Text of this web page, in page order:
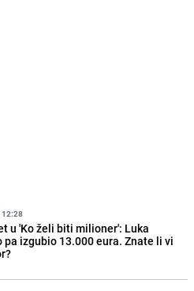
12:28
u 'Ko želi biti milioner': Luka
pa izgubio 13.000 eura. Znate li vi